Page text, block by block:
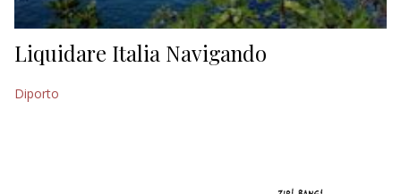
CULTURA
Liquidare Italia Navigando
Diporto